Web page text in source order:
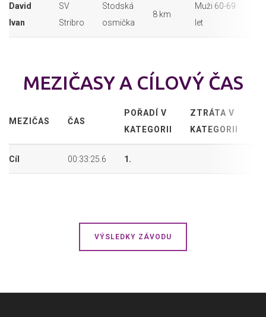
David
Ivan
SV
Stribro
Stodská
osmička
8 km
Muži 60-69
let
MEZIČASY A CÍLOVÝ ČAS
MEZIČAS ČAS
POŘADÍ V
KATEGORII
ZTRÁTA V
KATEGORII
Cíl 00:33:25.6 1.
VÝSLEDKY ZÁVODU